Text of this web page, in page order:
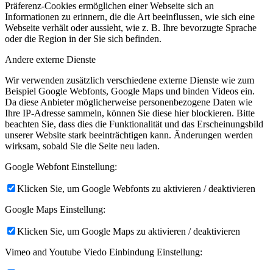
Präferenz-Cookies ermöglichen einer Webseite sich an
Informationen zu erinnern, die die Art beeinflussen, wie sich eine
Webseite verhält oder aussieht, wie z. B. Ihre bevorzugte Sprache
oder die Region in der Sie sich befinden.
Andere externe Dienste
Wir verwenden zusätzlich verschiedene externe Dienste wie zum
Beispiel Google Webfonts, Google Maps und binden Videos ein.
Da diese Anbieter möglicherweise personenbezogene Daten wie
Ihre IP-Adresse sammeln, können Sie diese hier blockieren. Bitte
beachten Sie, dass dies die Funktionalität und das Erscheinungsbild
unserer Website stark beeinträchtigen kann. Änderungen werden
wirksam, sobald Sie die Seite neu laden.
Google Webfont Einstellung:
Klicken Sie, um Google Webfonts zu aktivieren / deaktivieren
Google Maps Einstellung:
Klicken Sie, um Google Maps zu aktivieren / deaktivieren
Vimeo and Youtube Viedo Einbindung Einstellung: